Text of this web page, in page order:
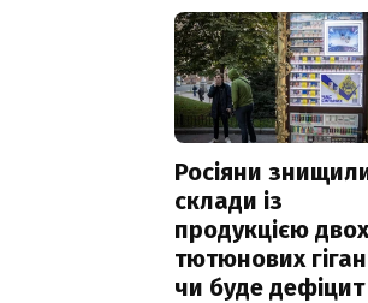
Росіяни
склади із
продукцією двох
тютюнових
чи буде дефіцит